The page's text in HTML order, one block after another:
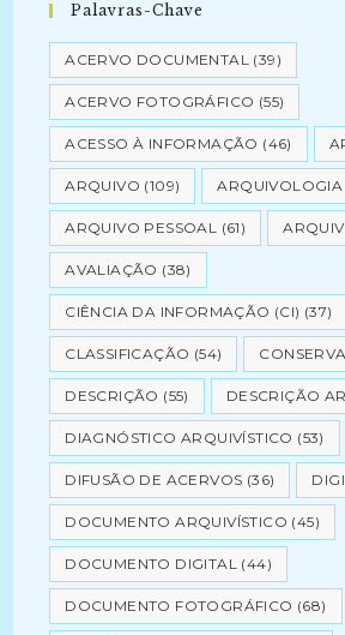
Palavras-Chave
ACERVO DOCUMENTAL (39)
ACERVO FOTOGRÁFICO (55)
ACESSO À INFORMAÇÃO (46)
ARQUIVO (109) ARQUIVOLOGIA
ARQUIVO PESSOAL (61)
AVALIAÇÃO (38)
CIÊNCIA DA INFORMAÇÃO (CI) (37)
CLASSIFICAÇÃO (54)
DESCRIÇÃO (55) DESCRIÇÃO
DIAGNÓSTICO ARQUIVÍSTICO (53)
DIFUSÃO DE ACERVOS (36)
DOCUMENTO ARQUIVÍSTICO (45)
DOCUMENTO DIGITAL (44)
DOCUMENTO FOTOGRÁFICO (68)